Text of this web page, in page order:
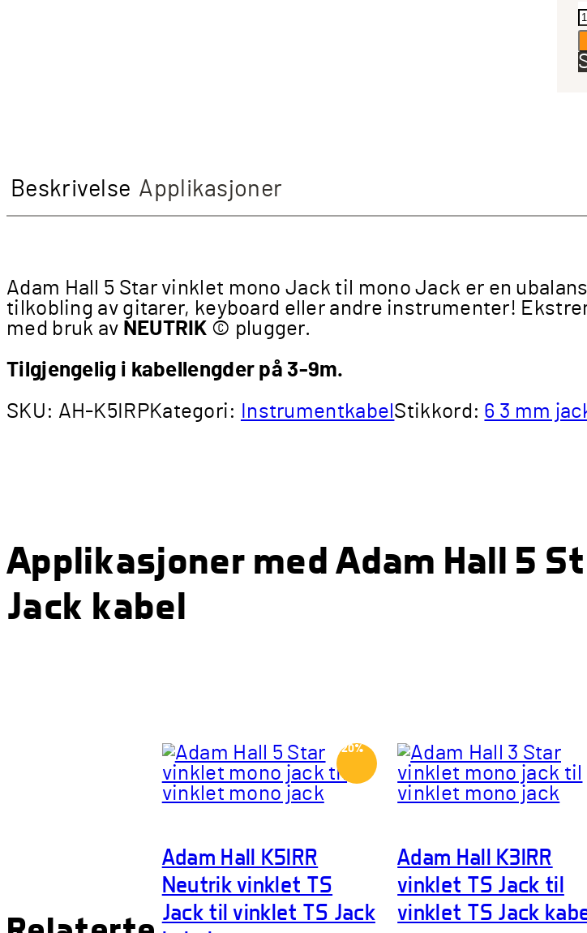
Beskrivelse Applikasjoner
Adam Hall 5 Star vinklet mono Jack til mono Jack er en
tilkobling av gitarer, keyboard eller andre instrumenter!
med bruk av NEUTRIK © plugger.
Tilgjengelig i kabellengder på 3-9m.
SKU: AH-K5IRPKategori: Instrumentkabel Stikkord: 6 3 mm
Applikasjoner med Adam Hall 5
Jack kabel
-20%
Adam Hall K5IRR
Neutrik vinklet TS
Jack til vinklet TS Jack
Adam Hall K3IRR
vinklet TS Jack til
vinklet TS Jack